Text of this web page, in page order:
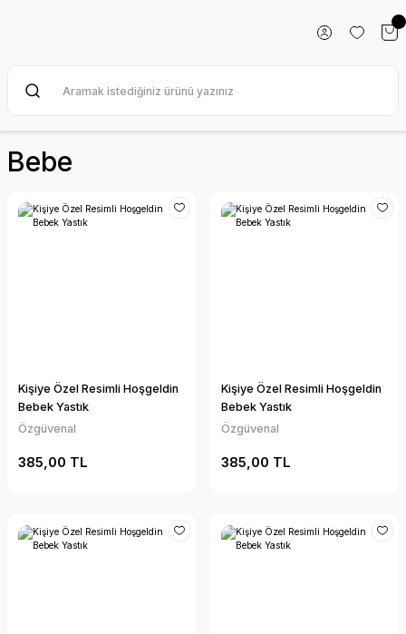
Bebe
Kişiye Özel Resimli Hoşgeldin
Bebek Yastık
Özgüvenal
385,00 TL
Kişiye Özel Resimli Hoşgeldin
Bebek Yastık
Özgüvenal
385,00 TL